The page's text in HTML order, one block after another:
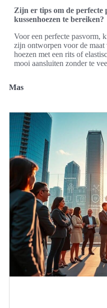
Zijn er tips om de perfecte
kussenhoezen te bereiken?
Voor een perfecte pasvorm,
zijn ontworpen voor de
hoezen met een rits of
mooi aansluiten zonder te
Mas